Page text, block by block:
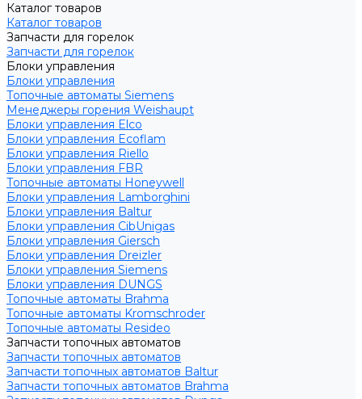
Каталог товаров
Каталог товаров
Запчасти для горелок
Запчасти для горелок
Блоки управления
Блоки управления
Топочные автоматы Siemens
Менеджеры горения Weishaupt
Блоки управления Elco
Блоки управления Ecoflam
Блоки управления Riello
Блоки управления FBR
Топочные автоматы Honeywell
Блоки управления Lamborghini
Блоки управления Baltur
Блоки управления CibUnigas
Блоки управления Giersch
Блоки управления Dreizler
Блоки управления Siemens
Блоки управления DUNGS
Топочные автоматы Brahma
Топочные автоматы Kromschroder
Топочные автоматы Resideo
Запчасти топочных автоматов
Запчасти топочных автоматов
Запчасти топочных автоматов Baltur
Запчасти топочных автоматов Brahma